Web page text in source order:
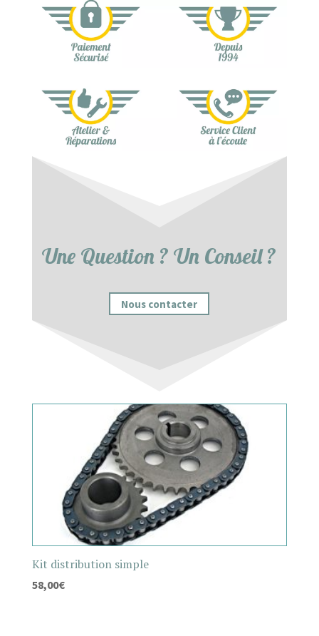
Une Question ? Un Conseil ?
Nous contacter
Kit distribution simple
58,00€